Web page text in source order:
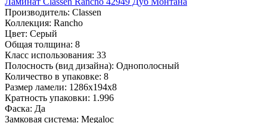
Производитель: Classen
Коллекция: Rancho
Цвет: Серый
Общая толщина: 8
Класс использования: 33
Полосность (вид дизайна): Однополосный
Количество в упаковке: 8
Размер ламели: 1286х194х8
Кратность упаковки: 1.996
Фаска: Да
Замковая система: Megaloc